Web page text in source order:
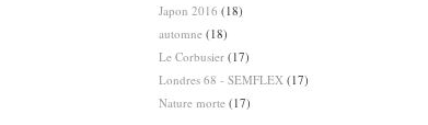
Japon 2016 (18)
automne (18)
Le Corbusier (17)
Londres 68 - SEMFLEX (17)
Nature morte (17)